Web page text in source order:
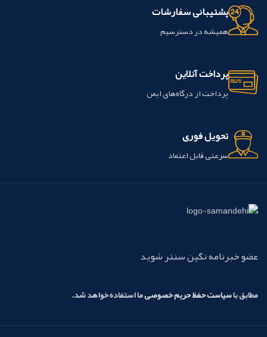
پشتیبانی سفارشات
همیشه در دسترسیم
پرداخت آنلاین
پرداخت از درگاه‌های ایمن
تحویل فوری
سرعتی قابل اعتماد
عضو خبرنامه نگین سنتر شوید
مطابق باسیاست حفظ حریم خصوصیما استفاده خواهد شد.